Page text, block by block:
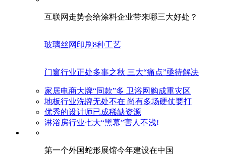
互联网走势会给涂料企业带来哪三大好处？
玻璃丝网印刷8种工艺
门窗行业正处多事之秋 三大“痛点”亟待解决
家居电商大牌“同款”多 卫浴网购成重灾区
地板行业洗牌无处不在 尚有多场硬仗要打
优秀的设计师已成稀缺资源
淋浴房行业七大“黑幕”害人不浅!
第一个外国蛇形展馆今年建设在中国